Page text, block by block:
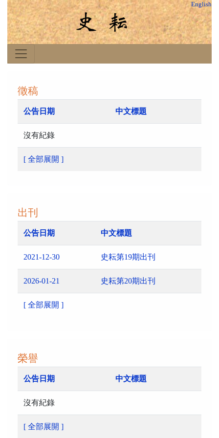
English
徵稿
公告日期 中文標題
沒有紀錄
[ 全部展開 ]
出刊
公告日期 中文標題
2021-12-30 史耘第19期出刊
2026-01-21 史耘第20期出刊
[ 全部展開 ]
榮譽
公告日期 中文標題
沒有紀錄
[ 全部展開 ]